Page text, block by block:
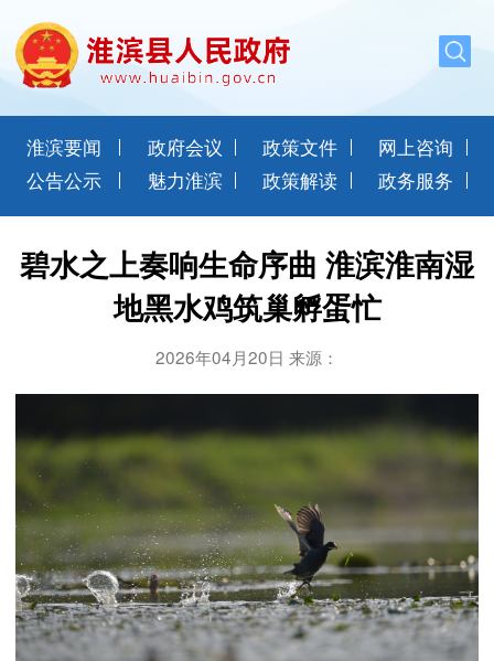
淮滨要闻 政府会议 政策文件
网上咨询
公告公示
魅力淮滨 政策解读 政务服务
碧水之上奏响生命序曲 淮滨淮南湿
地黑水鸡筑巢孵蛋忙
2026年04月20日 来源：